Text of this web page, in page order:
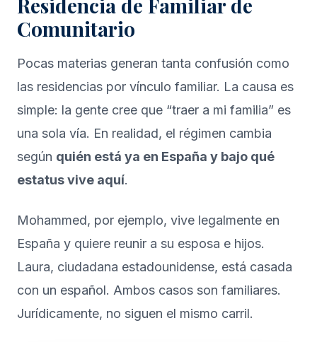
Residencia de Familiar de
Comunitario
Pocas materias generan tanta confusión como
las residencias por vínculo familiar. La causa es
simple: la gente cree que “traer a mi familia” es
una sola vía. En realidad, el régimen cambia
según quién está ya en España y bajo qué
estatus vive aquí.
Mohammed, por ejemplo, vive legalmente en
España y quiere reunir a su esposa e hijos.
Laura, ciudadana estadounidense, está casada
con un español. Ambos casos son familiares.
Jurídicamente, no siguen el mismo carril.